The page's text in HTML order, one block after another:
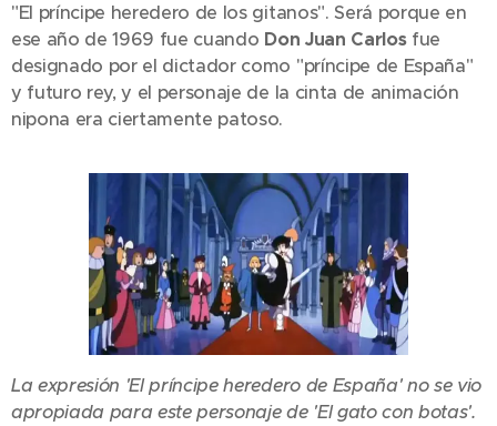
"El príncipe heredero de los gitanos". Será porque en
ese año de 1969 fue cuando Don Juan Carlosfue
designado por el dictador como "príncipe de España"
y futuro rey, y el personaje de la cinta de animación
nipona era ciertamente patoso.
La expresión 'El príncipe heredero de España' no se vio
apropiada para este personaje de 'El gato con botas'.